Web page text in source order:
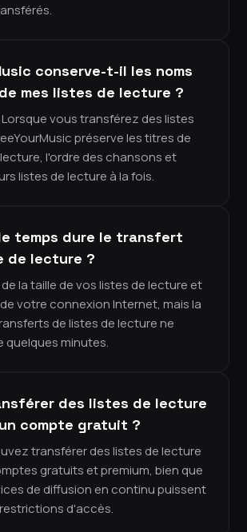
conserve-t-il les noms
mes listes de lecture ?
vous transférez des listes
préserve les titres de
l'ordre des chansons et
listes de lecture à la fois.
temps dure le transfert
de lecture ?
la taille de vos listes de lecture et
votre connexion Internet, mais la
de listes de lecture ne
quelques minutes.
des listes de lecture
compte gratuit ?
transférer des listes de lecture
gratuits et premium, bien que
de diffusion en continu puissent
d'accès.